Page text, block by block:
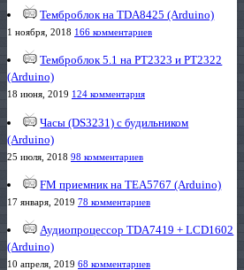
Темброблок на TDA8425 (Arduino)
1 ноября, 2018 166 комментариев
Темброблок 5.1 на PT2323 и PT2322
(Arduino)
18 июня, 2019 124 комментария
Часы (DS3231) с будильником
(Arduino)
25 июля, 2018 98 комментариев
FM приемник на TEA5767 (Arduino)
17 января, 2019 78 комментариев
Аудиопроцессор TDA7419 + LCD1602
(Arduino)
10 апреля, 2019 68 комментариев